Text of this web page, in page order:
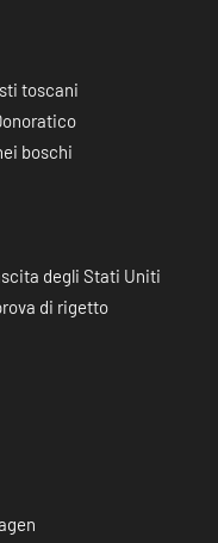
toscani
boschi
degli Stati Uniti
di rigetto